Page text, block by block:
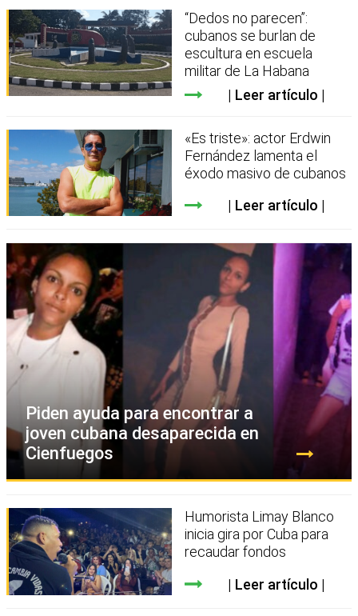
“Dedos no parecen”:
cubanos se burlan de
escultura en escuela
militar de La Habana
Leer artículo
«Es triste»: actor Erdwin
Fernández lamenta el
éxodo masivo de cubanos
Leer artículo
Piden ayuda para encontrar a
joven cubana desaparecida en
Cienfuegos
Humorista Limay Blanco
inicia gira por Cuba para
recaudar fondos
Leer artículo